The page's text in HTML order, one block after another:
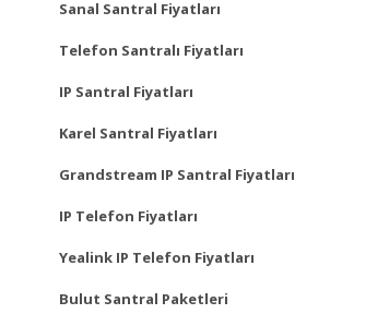
Sanal Santral Fiyatları
Telefon Santralı Fiyatları
IP Santral Fiyatları
Karel Santral Fiyatları
Grandstream IP Santral Fiyatları
IP Telefon Fiyatları
Yealink IP Telefon Fiyatları
Bulut Santral Paketleri